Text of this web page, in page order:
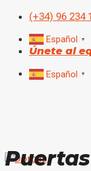
Skip
content
(+34) 96 234
Español ▼
Únete al
Español ▼